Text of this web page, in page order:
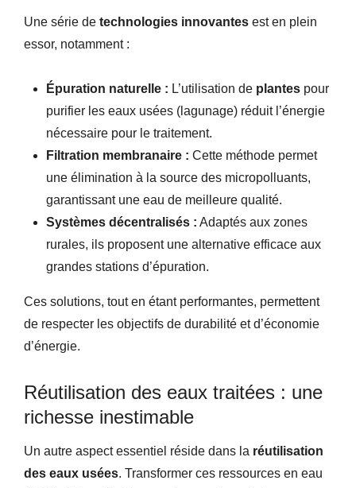
Une série de technologies innovantes est en plein
essor, notamment :
Épuration naturelle : L’utilisation de plantes pour
purifier les eaux usées (lagunage) réduit l’énergie
nécessaire pour le traitement.
Filtration membranaire : Cette méthode permet
une élimination à la source des micropolluants,
garantissant une eau de meilleure qualité.
Systèmes décentralisés : Adaptés aux zones
rurales, ils proposent une alternative efficace aux
grandes stations d’épuration.
Ces solutions, tout en étant performantes, permettent
de respecter les objectifs de durabilité et d’économie
d’énergie.
Réutilisation des eaux traitées : une
richesse inestimable
Un autre aspect essentiel réside dans la réutilisation
des eaux usées. Transformer ces ressources en eau